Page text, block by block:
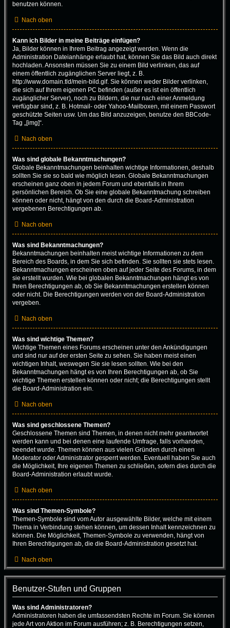
benutzen können.
Nach oben
Kann ich Bilder in meine Beiträge einfügen?
Ja, Bilder können in Ihrem Beitrag angezeigt werden. Wenn die
Administration Dateianhänge erlaubt hat, können Sie das Bild auch direkt
hochladen. Ansonsten müssen Sie zu einem Bild verlinken, das auf
einem öffentlich zugänglichen Server liegt, z. B.
http://www.domain.tld/mein-bild.gif. Sie können weder Bilder verlinken,
die sich auf Ihrem eigenen PC befinden (außer es ist ein öffentlich
zugänglicher Server), noch zu Bildern, die nur nach einer Anmeldung
verfügbar sind, z. B. Hotmail- oder Yahoo-Mailboxen, mit einem Passwort
geschützte Seiten usw. Um das Bild anzuzeigen, benutze den BBCode-
Tag „[img]“.
Nach oben
Was sind globale Bekanntmachungen?
Globale Bekanntmachungen beinhalten wichtige Informationen, deshalb
sollten Sie sie so bald wie möglich lesen. Globale Bekanntmachungen
erscheinen ganz oben in jedem Forum und ebenfalls in Ihrem
persönlichen Bereich. Ob Sie eine globale Bekanntmachung schreiben
können oder nicht, hängt von den durch die Board-Administration
vergebenen Berechtigungen ab.
Nach oben
Was sind Bekanntmachungen?
Bekanntmachungen beinhalten meist wichtige Informationen zu dem
Bereich des Boards, in dem Sie sich befinden. Sie sollten sie stets lesen.
Bekanntmachungen erscheinen oben auf jeder Seite des Forums, in dem
sie erstellt wurden. Wie bei globalen Bekanntmachungen hängt es von
Ihren Berechtigungen ab, ob Sie Bekanntmachungen erstellen können
oder nicht. Die Berechtigungen werden von der Board-Administration
vergeben.
Nach oben
Was sind wichtige Themen?
Wichtige Themen eines Forums erscheinen unter den Ankündigungen
und sind nur auf der ersten Seite zu sehen. Sie haben meist einen
wichtigen Inhalt, weswegen Sie sie lesen sollten. Wie bei den
Bekanntmachungen hängt es von Ihren Berechtigungen ab, ob Sie
wichtige Themen erstellen können oder nicht; die Berechtigungen stellt
die Board-Administration ein.
Nach oben
Was sind geschlossene Themen?
Geschlossene Themen sind Themen, in denen nicht mehr geantwortet
werden kann und bei denen eine laufende Umfrage, falls vorhanden,
beendet wurde. Themen können aus vielen Gründen durch einen
Moderator oder Administrator gesperrt werden. Eventuell haben Sie auch
die Möglichkeit, Ihre eigenen Themen zu schließen, sofern dies durch die
Board-Administration erlaubt wurde.
Nach oben
Was sind Themen-Symbole?
Themen-Symbole sind vom Autor ausgewählte Bilder, welche mit einem
Thema in Verbindung stehen können, um dessen Inhalt kennzeichnen zu
können. Die Möglichkeit, Themen-Symbole zu verwenden, hängt von
Ihren Berechtigungen ab, die die Board-Administration gesetzt hat.
Nach oben
Benutzer-Stufen und Gruppen
Was sind Administratoren?
Administratoren haben die umfassendsten Rechte im Forum. Sie können
jede Art von Aktion im Forum ausführen; z. B. Berechtigungen setzen,